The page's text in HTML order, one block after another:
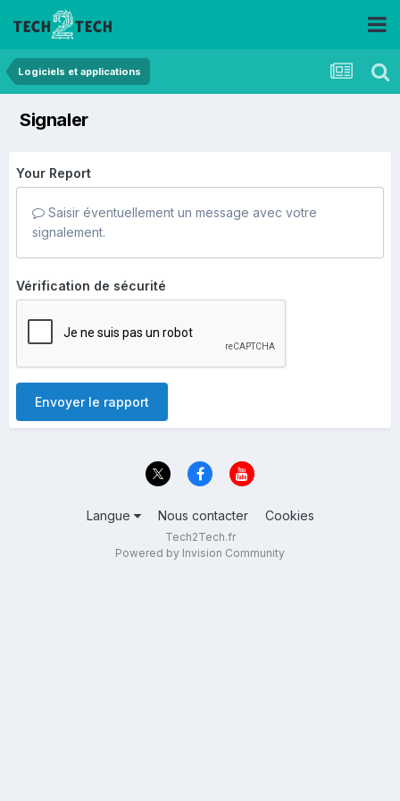
Logiciels et applications
Signaler
Your Report
Saisir éventuellement un message avec votre
signalement.
Vérification de sécurité
Envoyer le rapport
Langue Nous contacter Cookies
Tech2Tech.fr
Powered by Invision Community